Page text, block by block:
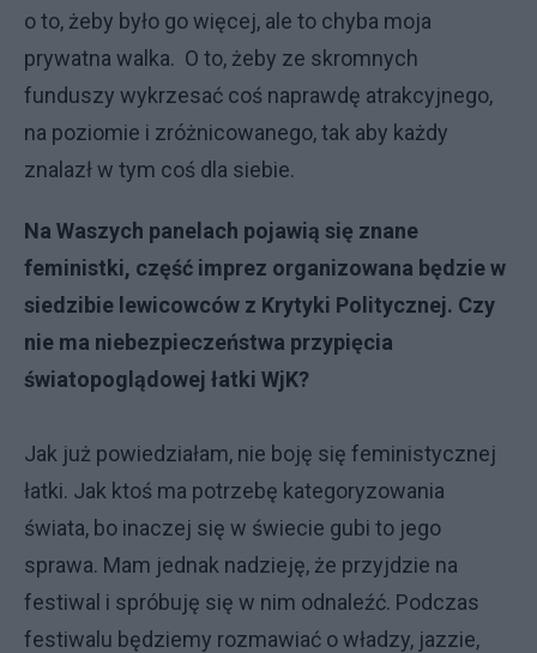
o to, żeby było go więcej, ale to chyba moja
prywatna walka. O to, żeby ze skromnych
funduszy wykrzesać coś naprawdę atrakcyjnego,
na poziomie i zróżnicowanego, tak aby każdy
znalazł w tym coś dla siebie.
Na Waszych panelach pojawią się znane
feministki, część imprez organizowana będzie w
siedzibie lewicowców z Krytyki Politycznej. Czy
nie ma niebezpieczeństwa przypięcia
światopoglądowej łatki WjK?
Jak już powiedziałam, nie boję się feministycznej
łatki. Jak ktoś ma potrzebę kategoryzowania
świata, bo inaczej się w świecie gubi to jego
sprawa. Mam jednak nadzieję, że przyjdzie na
festiwal i spróbuję się w nim odnaleźć. Podczas
festiwalu będziemy rozmawiać o władzy, jazzie,